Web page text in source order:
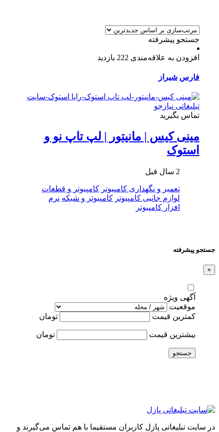
جستجو پیشرفته
افزودن به علاقه‌مندی 222 بازدید
فارس شیراز
تماس بگیرید
مینی کیس | مانیتور | لپ تاپ نو و
استوک
2 سال قبل
تعمیر و نگهداری کامپیوتر کامپیوتر و قطعات
لوازم جانبی کامپیوتر کامپیوتر و شبکه نرم
افزار کامپیوتر
جستجو پیشرفته
×
آگهی ویژه
موقعیت
کمترین قیمت
تومان
بیشترین قیمت تومان
جستجو
در سایت تبلیغاتی پازل کاربران مستقیما با هم تماس می‌گیرند و